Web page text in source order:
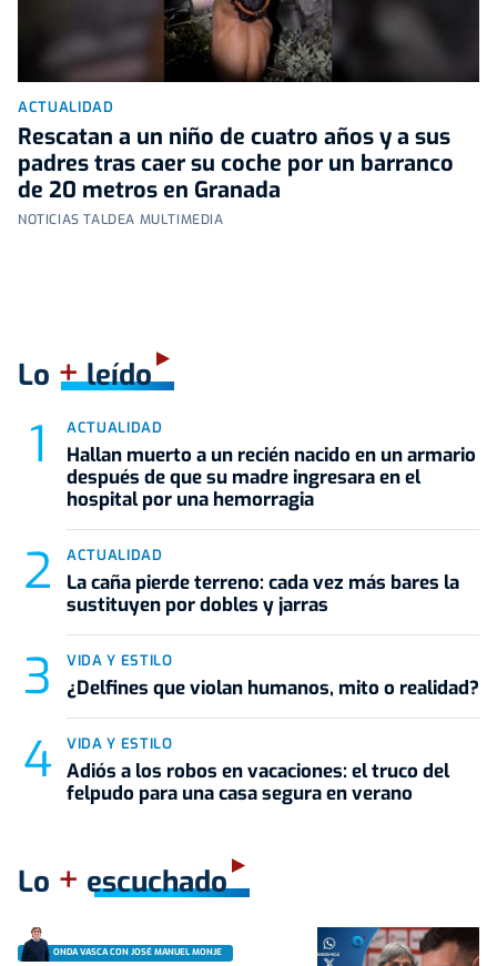
ACTUALIDAD
Rescatan a un niño de cuatro años y a sus
padres tras caer su coche por un barranco
de 20 metros en Granada
NOTICIAS TALDEA MULTIMEDIA
Lo +leído
ACTUALIDAD
Hallan muerto a un recién nacido en un armario
después de que su madre ingresara en el
hospital por una hemorragia
ACTUALIDAD
La caña pierde terreno: cada vez más bares la
sustituyen por dobles y jarras
VIDA Y ESTILO
¿Delfines que violan humanos, mito o realidad?
VIDA Y ESTILO
Adiós a los robos en vacaciones: el truco del
felpudo para una casa segura en verano
Lo + escuchado
ONDA VASCA CON JOSÉ MANUEL MONJE